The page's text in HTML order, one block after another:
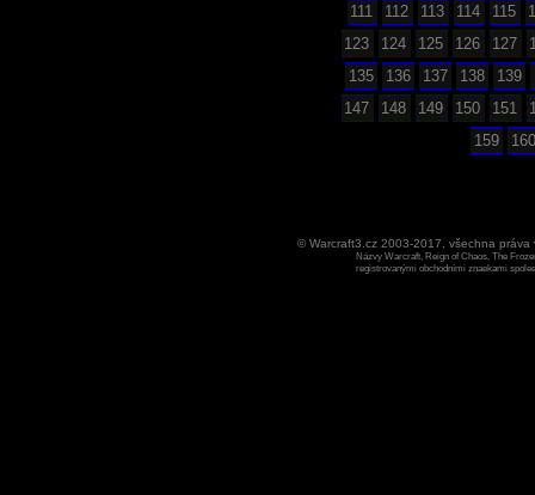
111
112 113 114 115
123
124 125 126 127
135
136 137 138 139
147
148 149 150 151
159
160
© Warcraft3.cz 2003-2017, všechna
Názvy Warcraft, Reign of Chaos, The
registrovanými obchodními znaekami